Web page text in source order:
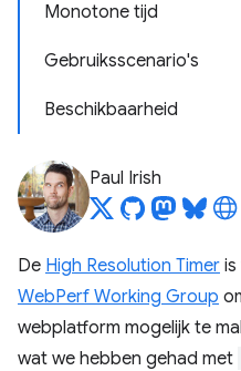
Monotone tijd
Gebruiksscenario's
Beschikbaarheid
Paul Irish
De High Resolution Timer
WebPerf Working Group
webplatform mogelijk te
wat we hebben gehad met